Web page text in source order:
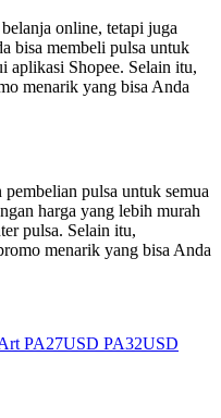
online, tetapi juga
bisa membeli pulsa untuk
aplikasi Shopee. Selain itu,
menarik yang bisa Anda
pulsa untuk semua
harga yang lebih murah
pulsa. Selain itu,
menarik yang bisa Anda
PA27USD PA32USD